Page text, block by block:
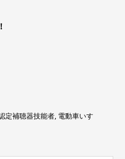
定補聴器技能者, 電動車いす